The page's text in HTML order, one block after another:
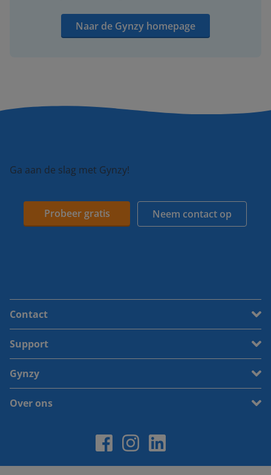
Naar de Gynzy homepage
Ga aan de slag met Gynzy!
Probeer gratis Neem contact op
Contact
Support
Gynzy
Over ons